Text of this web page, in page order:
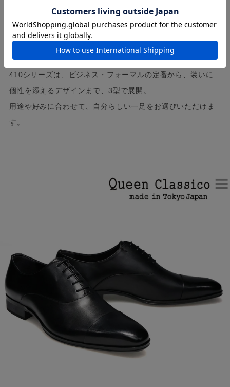
選べる3つのデザイン。
410シリーズは、ビジネス・フォーマルの定番から、装いに
個性を添えるデザインまで、3型で展開。
用途や好みに合わせて、自分らしい一足をお選びいただけま
す。